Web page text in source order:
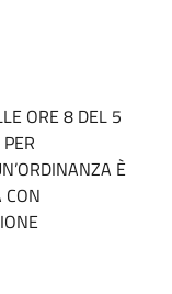
ORE 8 DEL 5
È
CON